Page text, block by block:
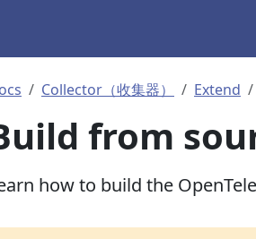
Collector（收集器） Extend
from
how to build the